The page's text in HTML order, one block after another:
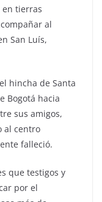
en tierras
al
San Luís,
hincha de Santa
Bogotá hacia
sus amigos,
al centro
falleció.
que testigos y
por el